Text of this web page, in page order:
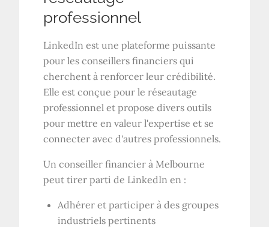
professionnel
LinkedIn est une plateforme puissante
pour les conseillers financiers qui
cherchent à renforcer leur crédibilité.
Elle est conçue pour le réseautage
professionnel et propose divers outils
pour mettre en valeur l'expertise et se
connecter avec d'autres professionnels.
Un conseiller financier à Melbourne
peut tirer parti de LinkedIn en :
Adhérer et participer à des groupes
industriels pertinents